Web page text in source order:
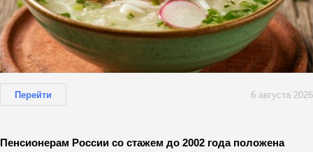
Перейти 6 августа 2026
Пенсионерам России со стажем до 2002 года положена